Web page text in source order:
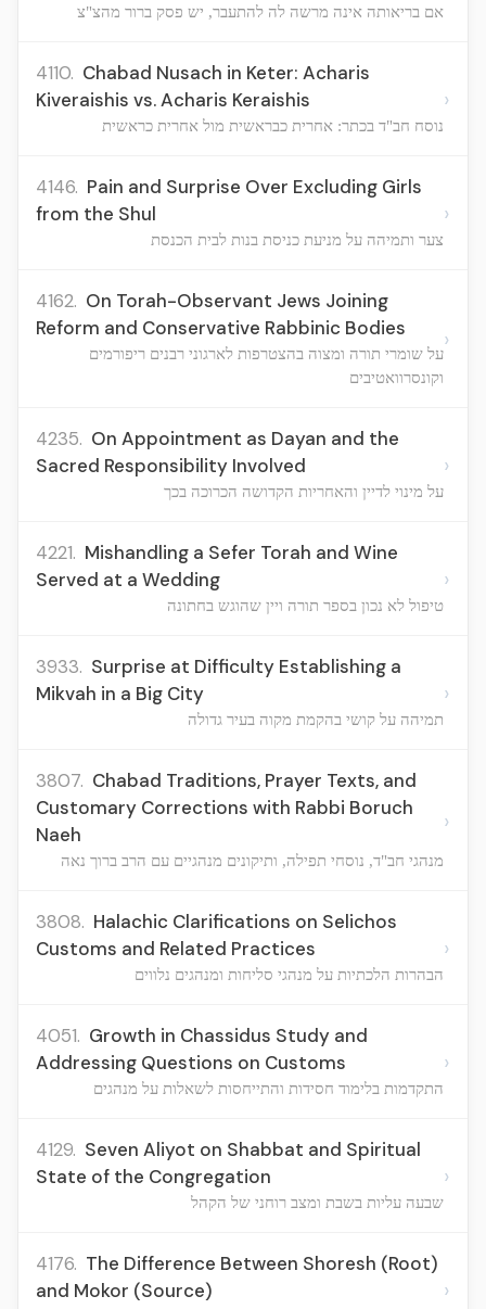
אם בריאותה אינה מרשה לה להתעבר, יש פסק ברור מהצ"צ
4110. Chabad Nusach in Keter: Acharis
Kiveraishis vs. Acharis Keraishis
נוסח חב"ד בכתר: אחרית כבראשית מול אחרית כראשית
›
4146. Pain and Surprise Over Excluding Girls
from the Shul
צער ותמיהה על מניעת כניסת בנות לבית הכנסת
›
4162. On Torah-Observant Jews Joining
Reform and Conservative Rabbinic Bodies
על שומרי תורה ומצוה בהצטרפות לארגוני רבנים ריפורמים
וקונסרוואטיבים
›
4235. On Appointment as Dayan and the
Sacred Responsibility Involved
על מינוי לדיין והאחריות הקדושה הכרוכה בכך
›
4221. Mishandling a Sefer Torah and Wine
Served at a Wedding
טיפול לא נכון בספר תורה ויין שהוגש בחתונה
›
3933. Surprise at Difficulty Establishing a
Mikvah in a Big City
תמיהה על קושי בהקמת מקוה בעיר גדולה
›
3807. Chabad Traditions, Prayer Texts, and
Customary Corrections with Rabbi Boruch
Naeh
מנהגי חב"ד, נוסחי תפילה, ותיקונים מנהגיים עם הרב ברוך נאה
›
3808. Halachic Clarifications on Selichos
Customs and Related Practices
הבהרות הלכתיות על מנהגי סליחות ומנהגים נלווים
›
4051. Growth in Chassidus Study and
Addressing Questions on Customs
התקדמות בלימוד חסידות והתייחסות לשאלות על מנהגים
›
4129. Seven Aliyot on Shabbat and Spiritual
State of the Congregation
שבעה עליות בשבת ומצב רוחני של הקהל
›
4176. The Difference Between Shoresh (Root)
and Mokor (Source)
›